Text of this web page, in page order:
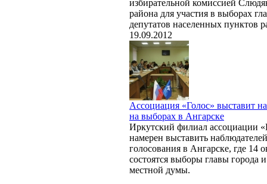
избирательной комиссией
района для участия в выборах
депутатов населенных пунктов
19.09.2012
Ассоциация «Голос» выставит
на выборах в Ангарске
Иркутский филиал ассоциации
намерен выставить
голосования в Ангарске, где 14
состоятся выборы главы города
местной думы.